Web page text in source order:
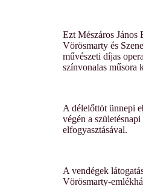
Ezt Mészáros János
Vörösmarty és
művészeti díjas
színvonalas műsora
A délelőttöt ünnepi
végén a születésnapi
elfogyasztásával.
A vendégek
Vörösmarty-